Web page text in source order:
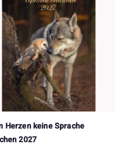
Herzen keine Sprache
2027